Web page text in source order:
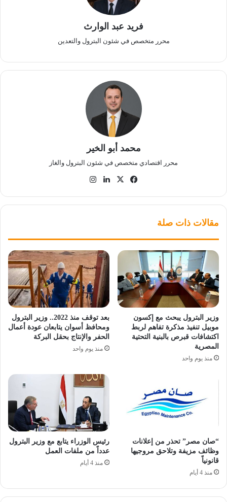
فريد عبد الوارث
محرر متخصص في شئون البترول والتعدين
محمد أبو الخير
محرر اقتصادي متخصص في شئون البترول والغاز
فيسبوك
‫X لينكدإن
مقالات ذات صلة
وزير البترول يبحث مع إكسون
موبيل تنفيذ مذكرة تفاهم لربط
اكتشافات قبرص بالبنية التحتية
المصرية
منذ يوم واحد
بعد توقف منذ 2022.. وزير البترول
ومحافظ أسوان يتابعان عودة أعمال
الحفر والإنتاج بحقل البركة
منذ يوم واحد
“صان مصر” تحذر من إعلانات
وظائف مزيفة وتلاحق مروجيها
قانونياً
منذ 4 أيام
رئيس الوزراء يتابع مع وزير البترول
عدداً من ملفات العمل
منذ 4 أيام